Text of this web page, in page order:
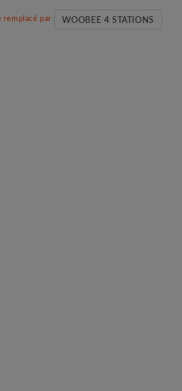
par
WOOBEE 4 STATIONS